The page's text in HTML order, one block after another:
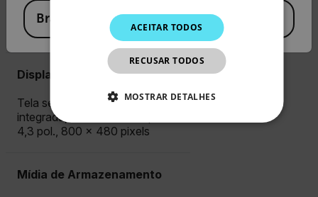
Térmico, Thermal MSX, Picture
in Picture, câmera digital
Display
Tela sensível ao toque
integrada, LCD de tela ampla de
4,3 pol., 800 × 480 pixels
Mídia de Armazenamento
Brasil
KOREAN
JAPANESE
CHINESE
ACEITAR TODOS
RECUSAR TODOS
MOSTRAR DETALHES
ESTRITAMENTE NECESSÁRIOS